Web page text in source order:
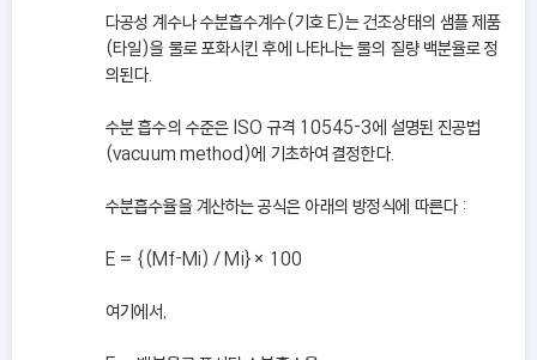
다공성 계수나 수분흡수계수(기호 E)는 건조상태의 샘플 제품
(타일)을 물로 포화시킨 후에 나타나는 물의 질량 백분율로 정
의된다.
수분 흡수의 수준은 ISO 규격 10545-3에 설명된 진공법
(vacuum method)에 기초하여 결정한다.
수분흡수율을 계산하는 공식은 아래의 방정식에 따른다 :
E = {(Mf-Mi) / Mi}× 100
여기에서,